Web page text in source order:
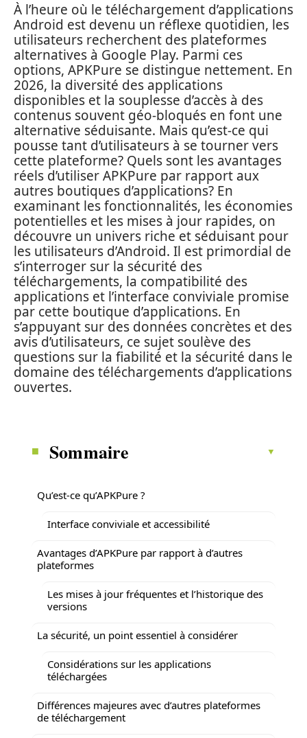
À l’heure où le téléchargement d’applications
Android est devenu un réflexe quotidien, les
utilisateurs recherchent des plateformes
alternatives à Google Play. Parmi ces
options, APKPure se distingue nettement. En
2026, la diversité des applications
disponibles et la souplesse d’accès à des
contenus souvent géo-bloqués en font une
alternative séduisante. Mais qu’est-ce qui
pousse tant d’utilisateurs à se tourner vers
cette plateforme? Quels sont les avantages
réels d’utiliser APKPure par rapport aux
autres boutiques d’applications? En
examinant les fonctionnalités, les économies
potentielles et les mises à jour rapides, on
découvre un univers riche et séduisant pour
les utilisateurs d’Android. Il est primordial de
s’interroger sur la sécurité des
téléchargements, la compatibilité des
applications et l’interface conviviale promise
par cette boutique d’applications. En
s’appuyant sur des données concrètes et des
avis d’utilisateurs, ce sujet soulève des
questions sur la fiabilité et la sécurité dans le
domaine des téléchargements d’applications
ouvertes.
Sommaire
Qu’est-ce qu’APKPure ?
Interface conviviale et accessibilité
Avantages d’APKPure par rapport à d’autres
plateformes
Les mises à jour fréquentes et l’historique des
versions
La sécurité, un point essentiel à considérer
Considérations sur les applications
téléchargées
Différences majeures avec d’autres plateformes
de téléchargement